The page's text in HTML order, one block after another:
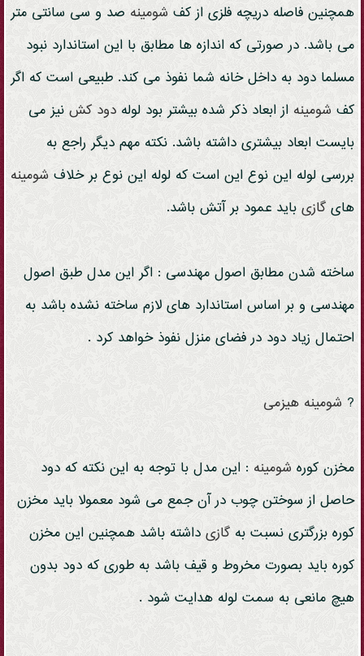
همچنین فاصله دریچه فلزی از کف شومینه صد و سی سانتی متر
می باشد. در صورتی که اندازه ها مطابق با این استاندارد نبود
مسلما دود به داخل خانه شما نفوذ می کند. طبیعی است که اگر
کف شومینه از ابعاد ذکر شده بیشتر بود لوله دود کشنیز می
بایست ابعاد بیشتری داشته باشد. نکته مهم دیگر راجع به
بررسی لوله این نوع این است که لوله این نوع بر خلاف شومینه
های گازیباید عمود بر آتش باشد.
ساخته شدن مطابق اصول مهندسی : اگر این مدل طبق اصول
مهندسی و بر اساس استاندارد های لازم ساخته نشده باشد به
احتمال زیاد دود در فضای منزل نفوذ خواهد کرد .
? شومینه هیزمی
مخزن کوره شومینه : این مدل با توجه به این نکته که دود
حاصل از سوختن چوب در آن جمع می شود معمولا باید مخزن
کوره بزرگتری نسبت به گازیداشته باشد همچنین این مخزن
کوره باید بصورت مخروط و قیف باشد به طوری که دود بدون
هیچ مانعی به سمت لوله هدایت شود .